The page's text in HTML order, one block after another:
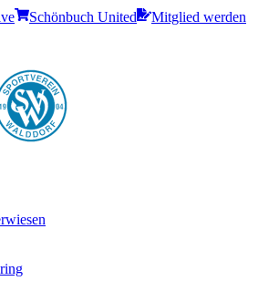
Schönbuch United Mitglied werden